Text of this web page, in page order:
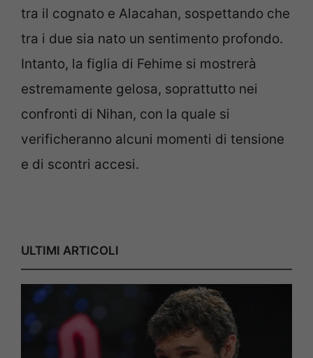
tra il cognato e Alacahan, sospettando che
tra i due sia nato un sentimento profondo.
Intanto, la figlia di Fehime si mostrerà
estremamente gelosa, soprattutto nei
confronti di Nihan, con la quale si
verificheranno alcuni momenti di tensione
e di scontri accesi.
ULTIMI ARTICOLI